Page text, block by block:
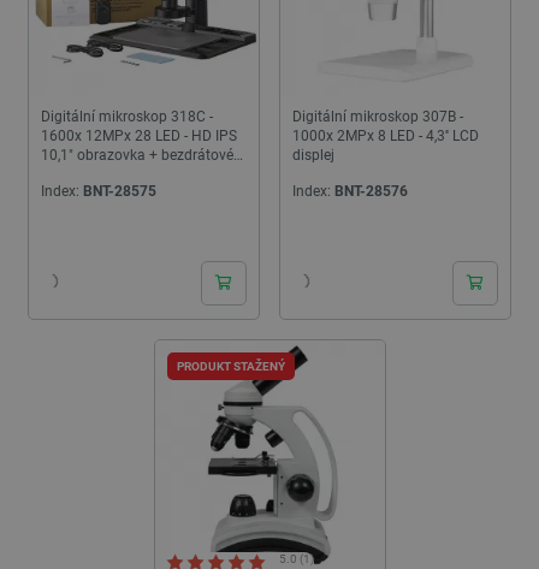
Digitální mikroskop 318C -
1600x 12MPx 28 LED - HD IPS
10,1" obrazovka + bezdrátové
Index: BNT-28575
Digitální mikroskop 307B -
1000x 2MPx 8 LED - 4,3'' LCD
displej
Index: BNT-28576
5.0 (1)
PRODUKT STAŽENÝ